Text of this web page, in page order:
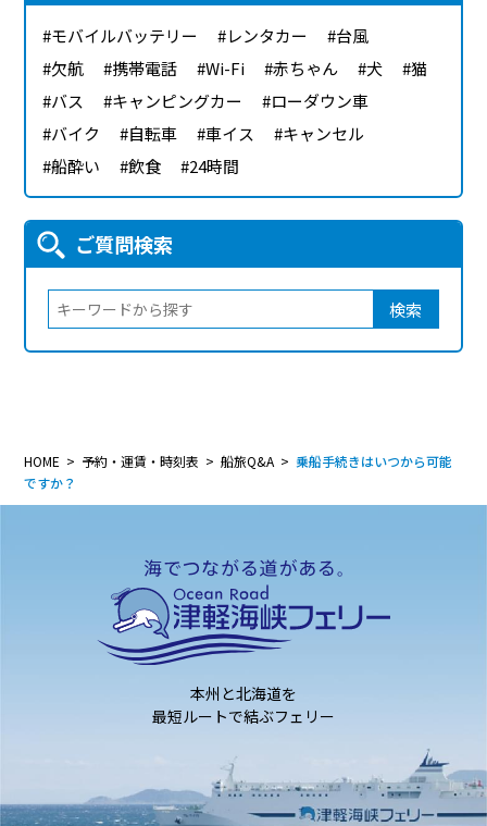
モバイルバッテリー レンタカー
台風
欠航
携帯電話 Wi-Fi 赤ちゃん 犬
猫
バス
キャンピングカー
ローダウン車
バイク
自転車 車イス
キャンセル
船酔い
飲食 24時間
ご質問検索
検索
HOME 予約・運賃・時刻表 船旅Q&A
乗船手続きはいつから可能
ですか？
本州と北海道を
最短ルートで結ぶフェリー